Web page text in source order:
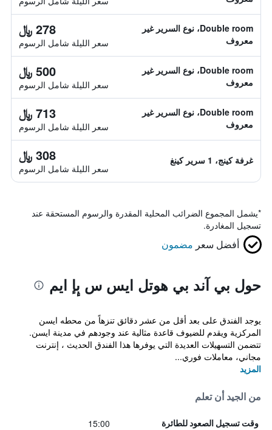
Double room، نوع السرير غير
معروف
278 ﷼
سعر الليلة شامل الرسوم
Double room، نوع السرير غير
معروف
500 ﷼
سعر الليلة شامل الرسوم
Double room، نوع السرير غير
معروف
713 ﷼
سعر الليلة شامل الرسوم
غرفة كينج، 1 سرير كينغ 308 ﷼
سعر الليلة شامل الرسوم
*يشمل المجموع الضرائب المحلية المقدرة والرسوم المستحقة عند
تسجيل المغادرة.
أفضل سعر مضمون
حول بي آند بي هوتل ايس س بٕإ ايم
يوجد الفندق على بعد أقل من عشر دقائق تنزهاً من محطه ايسن
المركزية ويقدم للضيوف قاعدة مثالية عند وجودهم في مدينة ايسن.
تتضمن التسهيلات العديدة التي يوفرها هذا الفندق الحديث ، إنترنت
مجاني، معاملات فوري...
المزيد
من الجيد أن تعلم
وقت تسجيل الصعود للطائرة 15:00